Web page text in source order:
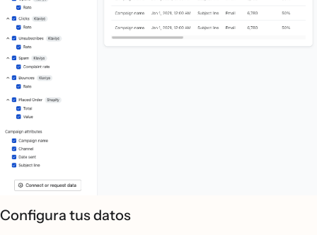
Configura tus datos